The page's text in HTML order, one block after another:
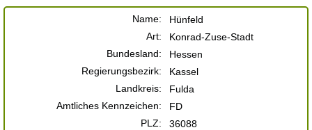
Name:
Hünfeld
Art:
Konrad-Zuse-Stadt
Bundesland:
Hessen
Regierungsbezirk:
Kassel
Landkreis:
Fulda
Amtliches Kennzeichen:
FD
PLZ:
36088